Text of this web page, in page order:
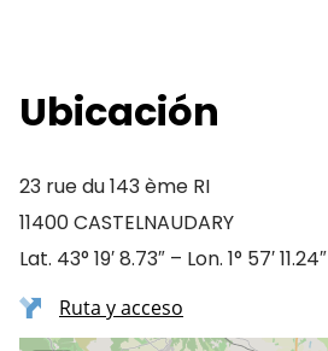
Ubicación
23 rue du 143 ème RI
11400 CASTELNAUDARY
Lat. 43° 19′ 8.73″ – Lon. 1° 57′ 11.24″
Ruta y acceso